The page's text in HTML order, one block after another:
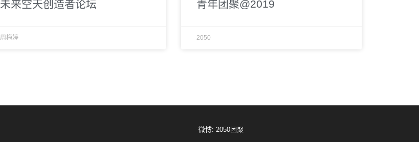
未来空天创造者论坛
周梅婷
青年团聚@2019
2050
微博: 2050团聚